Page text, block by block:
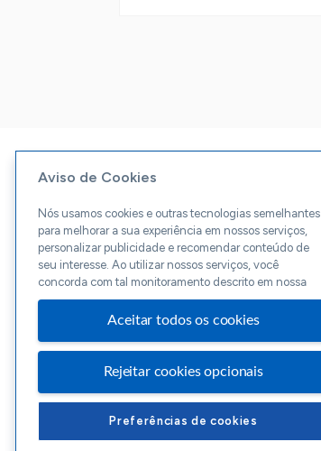
Aviso de Cookies
Nós usamos cookies e outras tecnologias semelhantes
para melhorar a sua experiência em nossos serviços,
personalizar publicidade e recomendar conteúdo de
seu interesse. Ao utilizar nossos serviços, você
concorda com tal monitoramento descrito em nossa
Aceitar todos os cookies
Rejeitar cookies opcionais
Preferências de cookies